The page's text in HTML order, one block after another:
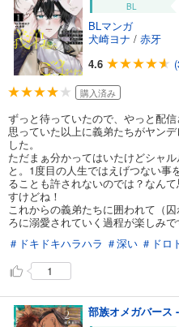
BL
BLマンガ
犬崎ヨナ / 赤牙
4.6
購入済み
ずっと待っていたので、やっと配信
思っていた以上に義弟たちがヤン
した。
ただまぁ分かってはいたけどシャ
と。1度目の人生ではえげつない事
ることも許されないのでは？なん
すけどね！
これからの義弟たちに囲われて（
ろに溺愛されていく過程が楽しみで
＃ドキドキハラハラ ＃深い ＃ドロ
1